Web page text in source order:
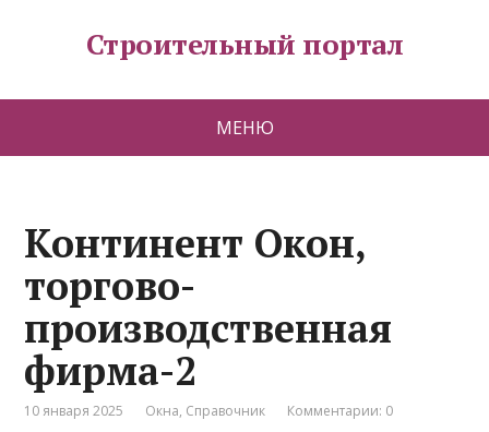
Строительный портал
МЕНЮ
Континент Окон,
торгово-
производственная
фирма-2
10 января 2025 Окна, Справочник Комментарии: 0